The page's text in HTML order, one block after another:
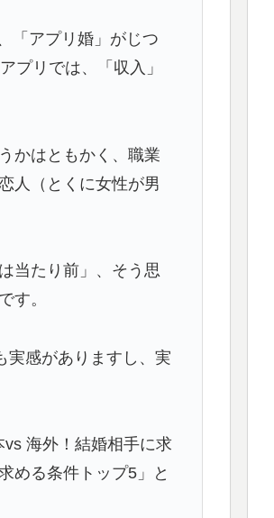
信者、帰国後『本家』に
数十年先を行っていたと
ってる」経験するまで信
受賞か!?海外ファンが考
への性的接待発覚！海外
「アプリ婚」がじつ
プリでは、「収入」
かはともかく、職業
人（とくに女性が男
当たり前」、そう思
す。
実感がありますし、実
海外！結婚相手に求
める条件トップ5」と